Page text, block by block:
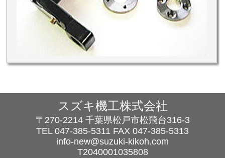
スズキ機工株式会社
〒270-2214 千葉県松戸市松飛台316-3
TEL 047-385-5311 FAX 047-385-5313
info-new@suzuki-kikoh.com
T2040001035808